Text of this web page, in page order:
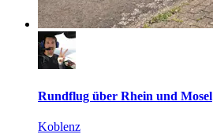
Rundflug über Rhein und Mosel
Koblenz